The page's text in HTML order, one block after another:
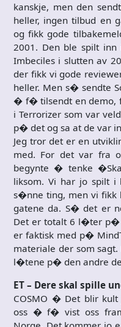
kanskje, men den
heller, ingen tilbud en
og fikk gode
2001. Den ble spilt
Imbeciles i slutten av
der fikk vi gode
heller. Men s� sendte
� f� tilsendt en demo,
i Terrorizer som var
p� det og sa at de var
Jeg tror det er en
med. For det var fra
begynte � tenke
liksom. Vi har jo spilt
s�nne ting, men vi
gatene da. S� det er
Det er totalt 6 l�ter p�
er faktisk med p�
materiale der som
l�tene p� den andre
ET – Dere skal spille
COSMO � Det blir
oss � f� vist oss